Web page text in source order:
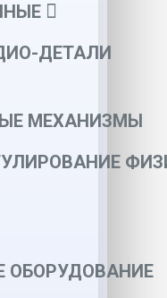
ДЕТАЛИ
МЕХАНИЗМЫ
ОБОРУДОВАНИЕ